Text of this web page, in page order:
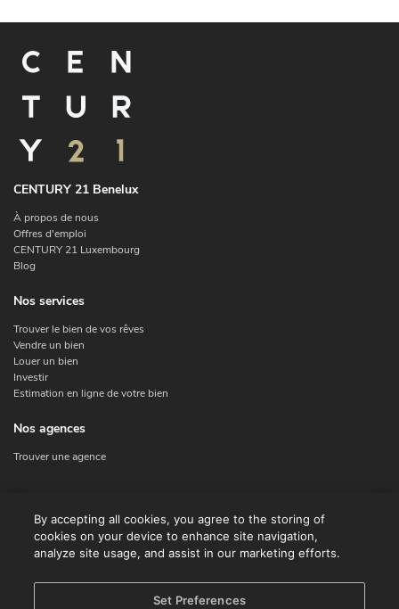
CENTURY 21 Benelux
À propos de nous
Offres d'emploi
CENTURY 21 Luxembourg
Blog
Nos services
Trouver le bien de vos rêves
Vendre un bien
Louer un bien
Investir
Estimation en ligne de votre bien
Nos agences
Trouver une agence
Contact
Facebook
By accepting all cookies, you agree to the storing of
cookies on your device to enhance site navigation,
analyze site usage, and assist in our marketing efforts.
Set Preferences